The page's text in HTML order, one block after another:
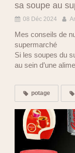
sa soupe au
08 Déc 2024
Mes conseils de
supermarché
Si les soupes du
au sein d’une
potage